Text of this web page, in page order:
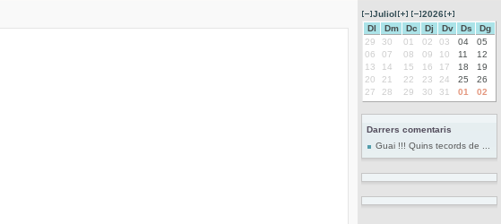
Juliol
2026
Dl
Dm Dc Dj Dv Ds
Dg
29
30 01 02 03 04
05
06
07 08 09 10 11
12
13
14 15 16 17 18
19
20
21 22 23 24 25
26
27
28 29 30 31 01 02
Darrers comentaris
Guai !!! Quins tecords de ...